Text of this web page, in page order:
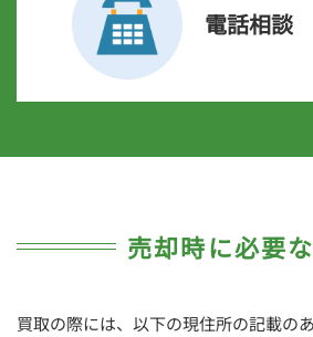
電話相談
売却時に必要
買取の際には、以下の現住所の記載の